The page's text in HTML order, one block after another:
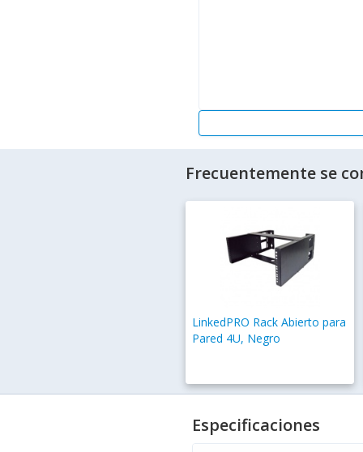
Frecuentemente se
LinkedPRO Rack Abierto para
Pared 4U, Negro
Especificaciones